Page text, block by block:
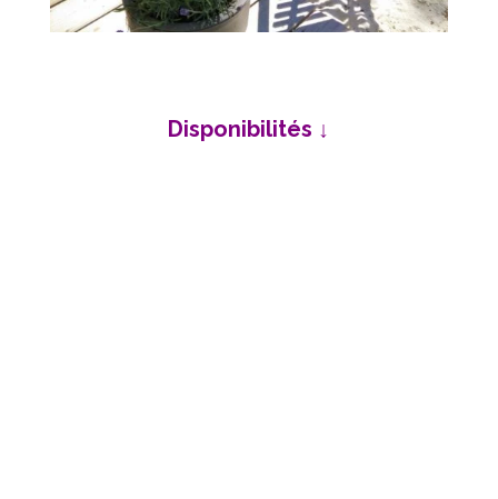
Disponibilités ↓